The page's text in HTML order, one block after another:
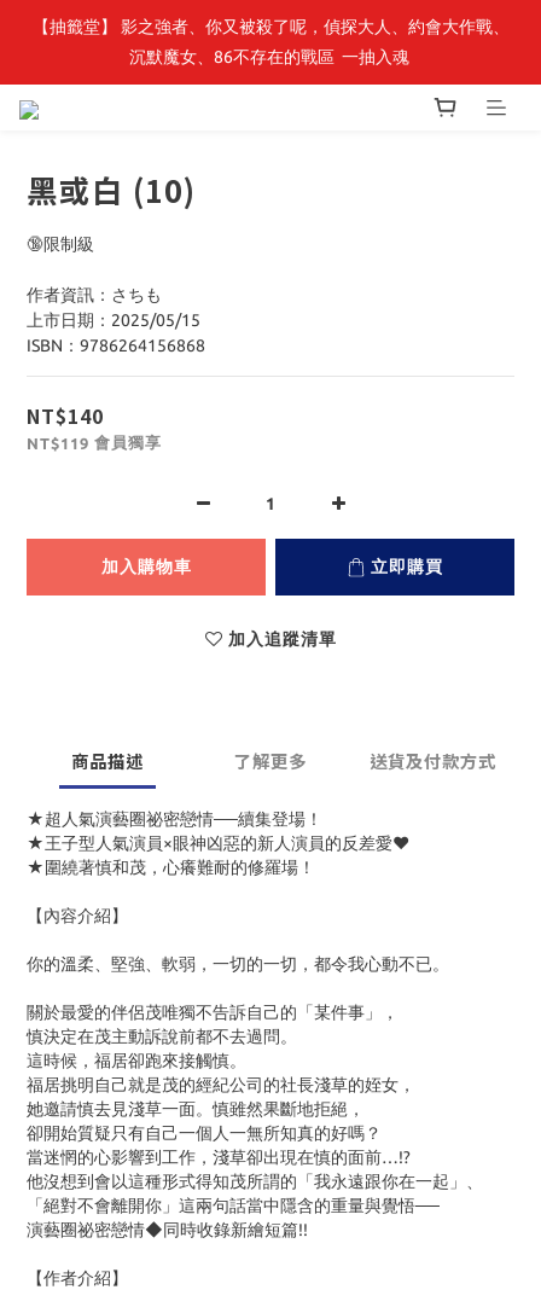
最新開賣🔥「全知讀者視角」 周邊商品
【抽籤堂】 影之強者、你又被殺了呢，偵探大人、約會大作戰、
沉默魔女、86不存在的戰區  一抽入魂
黑或白 (10)
🔞限制級
作者資訊：さちも
上市日期：2025/05/15
ISBN：9786264156868
NT$140
NT$119 會員獨享
加入購物車 立即購買
加入追蹤清單
商品描述 了解更多 送貨及付款方式
★超人氣演藝圈祕密戀情──續集登場！
★王子型人氣演員×眼神凶惡的新人演員的反差愛♥
★圍繞著慎和茂，心癢難耐的修羅場！
【內容介紹】
你的溫柔、堅強、軟弱，一切的一切，都令我心動不已。
關於最愛的伴侶茂唯獨不告訴自己的「某件事」，
慎決定在茂主動訴說前都不去過問。
這時候，福居卻跑來接觸慎。
福居挑明自己就是茂的經紀公司的社長淺草的姪女，
她邀請慎去見淺草一面。慎雖然果斷地拒絕，
卻開始質疑只有自己一個人一無所知真的好嗎？
當迷惘的心影響到工作，淺草卻出現在慎的面前…!?
他沒想到會以這種形式得知茂所謂的「我永遠跟你在一起」、
「絕對不會離開你」這兩句話當中隱含的重量與覺悟──
演藝圈祕密戀情◆同時收錄新繪短篇!!
【作者介紹】